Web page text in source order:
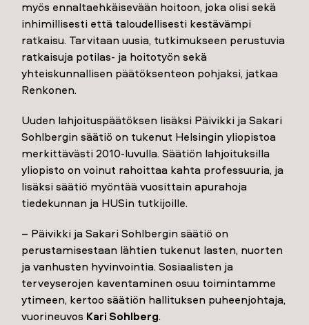
myös ennaltaehkäisevään hoitoon, joka olisi sekä
inhimillisesti että taloudellisesti kestävämpi
ratkaisu. Tarvitaan uusia, tutkimukseen perustuvia
ratkaisuja potilas- ja hoitotyön sekä
yhteiskunnallisen päätöksenteon pohjaksi, jatkaa
Renkonen.
Uuden lahjoituspäätöksen lisäksi Päivikki ja Sakari
Sohlbergin säätiö on tukenut Helsingin yliopistoa
merkittävästi 2010-luvulla. Säätiön lahjoituksilla
yliopisto on voinut rahoittaa kahta professuuria, ja
lisäksi säätiö myöntää vuosittain apurahoja
tiedekunnan ja HUSin tutkijoille.
– Päivikki ja Sakari Sohlbergin säätiö on
perustamisestaan lähtien tukenut lasten, nuorten
ja vanhusten hyvinvointia. Sosiaalisten ja
terveyserojen kaventaminen osuu toimintamme
ytimeen, kertoo säätiön hallituksen puheenjohtaja,
vuorineuvos Kari Sohlberg.